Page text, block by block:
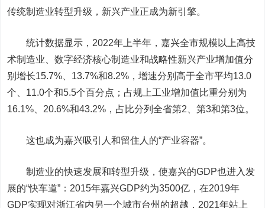
传统制造业转型升级，新兴产业正成为新引擎。
统计数据显示，2022年上半年，嘉兴全市规模以上高技
术制造业、数字经济核心制造业和战略性新兴产业增加值分
别增长15.7%、13.7%和8.2%，增速分别高于全市平均13.0
个、11.0个和5.5个百分点；占规上工业增加值比重分别为
16.1%、20.6%和43.2%，占比分列全省第2、第3和第3位。
这也成为嘉兴吸引人和留住人的“产业容器”。
制造业的快速发展和转型升级，使嘉兴的GDP也进入发
展的“快车道”：2015年嘉兴GDP约为3500亿，在2019年
GDP实现对浙江省内另一个城市台州的超越，2021年站上